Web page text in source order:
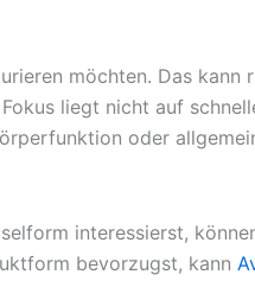
möchten. Das kann
liegt nicht auf
oder
interessierst,
bevorzugst, kann